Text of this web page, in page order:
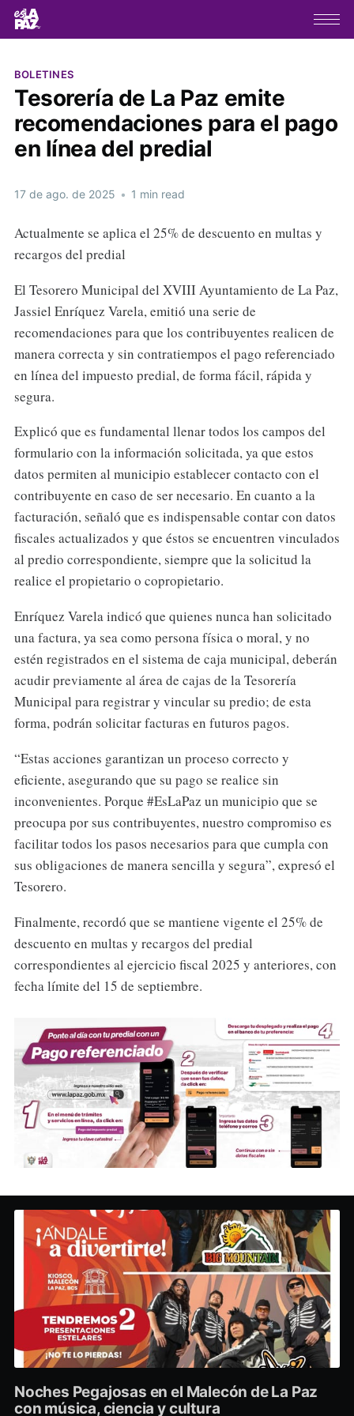
BOLETINES
Tesorería de La Paz emite
recomendaciones para el pago
en línea del predial
17 de ago. de 2025 • 1 min read
Actualmente se aplica el 25% de descuento en multas y
recargos del predial
El Tesorero Municipal del XVIII Ayuntamiento de La Paz,
Jassiel Enríquez Varela, emitió una serie de
recomendaciones para que los contribuyentes realicen de
manera correcta y sin contratiempos el pago referenciado
en línea del impuesto predial, de forma fácil, rápida y
segura.
Explicó que es fundamental llenar todos los campos del
formulario con la información solicitada, ya que estos
datos permiten al municipio establecer contacto con el
contribuyente en caso de ser necesario. En cuanto a la
facturación, señaló que es indispensable contar con datos
fiscales actualizados y que éstos se encuentren vinculados
al predio correspondiente, siempre que la solicitud la
realice el propietario o copropietario.
Enríquez Varela indicó que quienes nunca han solicitado
una factura, ya sea como persona física o moral, y no
estén registrados en el sistema de caja municipal, deberán
acudir previamente al área de cajas de la Tesorería
Municipal para registrar y vincular su predio; de esta
forma, podrán solicitar facturas en futuros pagos.
“Estas acciones garantizan un proceso correcto y
eficiente, asegurando que su pago se realice sin
inconvenientes. Porque #EsLaPaz un municipio que se
preocupa por sus contribuyentes, nuestro compromiso es
facilitar todos los pasos necesarios para que cumpla con
sus obligaciones de manera sencilla y segura”, expresó el
Tesorero.
Finalmente, recordó que se mantiene vigente el 25% de
descuento en multas y recargos del predial
correspondientes al ejercicio fiscal 2025 y anteriores, con
fecha límite del 15 de septiembre.
Noches Pegajosas en el Malecón de La Paz
con música, ciencia y cultura